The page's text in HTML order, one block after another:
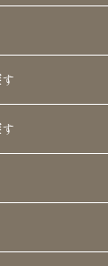
すめ
ボリューム補
や額などの